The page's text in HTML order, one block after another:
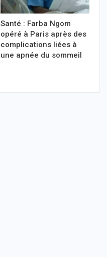
Santé : Farba Ngom
opéré à Paris après des
complications liées à
une apnée du sommeil